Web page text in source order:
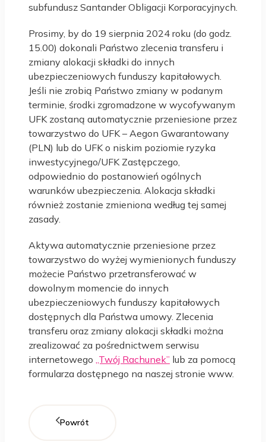
subfundusz Santander Obligacji Korporacyjnych.
Prosimy, by do 19 sierpnia 2024 roku (do godz.
15.00) dokonali Państwo zlecenia transferu i
zmiany alokacji składki do innych
ubezpieczeniowych funduszy kapitałowych.
Jeśli nie zrobią Państwo zmiany w podanym
terminie, środki zgromadzone w wycofywanym
UFK zostaną automatycznie przeniesione przez
towarzystwo do UFK – Aegon Gwarantowany
(PLN) lub do UFK o niskim poziomie ryzyka
inwestycyjnego/UFK Zastępczego,
odpowiednio do postanowień ogólnych
warunków ubezpieczenia. Alokacja składki
również zostanie zmieniona według tej samej
zasady.
Aktywa automatycznie przeniesione przez
towarzystwo do wyżej wymienionych funduszy
możecie Państwo przetransferować w
dowolnym momencie do innych
ubezpieczeniowych funduszy kapitałowych
dostępnych dla Państwa umowy. Zlecenia
transferu oraz zmiany alokacji składki można
zrealizować za pośrednictwem serwisu
internetowego „Twój Rachunek” lub za pomocą
formularza dostępnego na naszej stronie www.
Powrót